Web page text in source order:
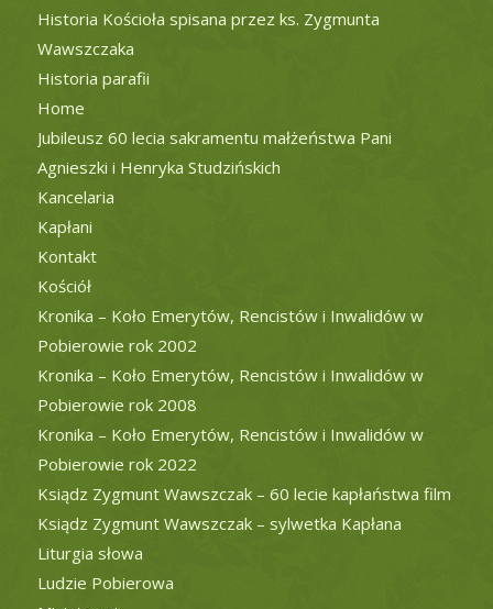
Historia Kościoła spisana przez ks. Zygmunta
Wawszczaka
Historia parafii
Home
Jubileusz 60 lecia sakramentu małżeństwa Pani
Agnieszki i Henryka Studzińskich
Kancelaria
Kapłani
Kontakt
Kościół
Kronika – Koło Emerytów, Rencistów i Inwalidów w
Pobierowie rok 2002
Kronika – Koło Emerytów, Rencistów i Inwalidów w
Pobierowie rok 2008
Kronika – Koło Emerytów, Rencistów i Inwalidów w
Pobierowie rok 2022
Ksiądz Zygmunt Wawszczak – 60 lecie kapłaństwa film
Ksiądz Zygmunt Wawszczak – sylwetka Kapłana
Liturgia słowa
Ludzie Pobierowa